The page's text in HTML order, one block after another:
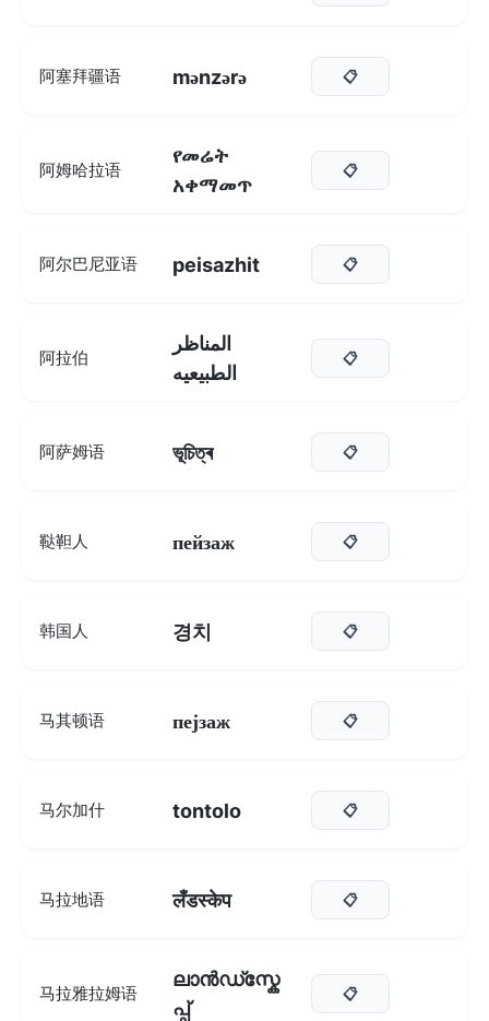
阿塞拜疆语 mənzərə 📋
阿姆哈拉语
የመሬት
አቀማመጥ
📋
阿尔巴尼亚语 peisazhit 📋
阿拉伯
المناظر
الطبيعيه
📋
阿萨姆语 ভূচিত্ৰ 📋
鞑靼人 пейзаж 📋
韩国人 경치 📋
马其顿语 пејзаж 📋
马尔加什 tontolo 📋
马拉地语 लँडस्केप 📋
马拉雅拉姆语
ലാൻഡ്സ്കേ
പ്പ്
📋